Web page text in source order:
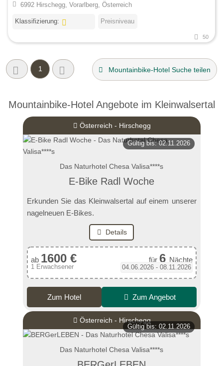
6992 Hirschegg, Vorarlberg, Österreich
Klassifizierung: Preisniveau
50
1 Mountainbike-Hotel Suche teilen
Mountainbike-Hotel Angebote im Kleinwalsertal
Österreich - Hirschegg
Gültig bis: 02.11.2026
Das Naturhotel Chesa Valisa****s
E-Bike Radl Woche
Erkunden Sie das Kleinwalsertal auf einem unserer
nagelneuen E-Bikes.
Details
ab 1600 € für 6 Nächte
1 Erwachsener 04.06.2026 - 08.11.2026
Zum Hotel Zum Angebot
Österreich - Hirschegg
Gültig bis: 02.11.2026
Das Naturhotel Chesa Valisa****s